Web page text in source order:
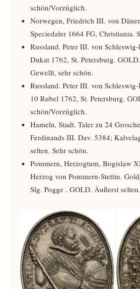
schön/Vorzüglich.
Norwegen, Friedrich III. von
Speciedaler 1664 FG, Christiania.
Russland. Peter III. von
Dukat 1762, St. Petersburg.
Gewellt, sehr schön.
Russland. Peter III. von
10 Rubel 1762, St. Petersburg.
schön/Vorzüglich.
Hameln, Stadt. Taler zu 24
Ferdinands III. Dav. 5384;
selten. Sehr schön.
Pommern, Herzogtum, Bogislaw
Herzog von Pommern-Stettin.
Slg. Pogge ­. GOLD. Äußerst